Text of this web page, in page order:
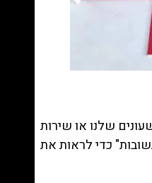
שלנו או שירות
" כדי לראות את